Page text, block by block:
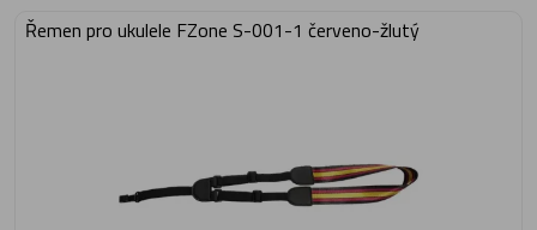
Řemen pro ukulele FZone S-001-1 červeno-žlutý